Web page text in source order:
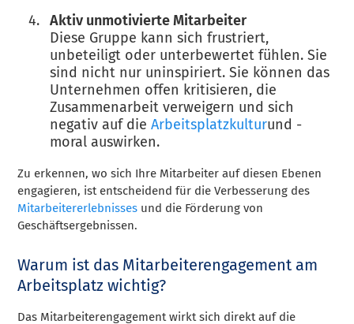
Aktiv unmotivierte Mitarbeiter
Diese Gruppe kann sich frustriert,
unbeteiligt oder unterbewertet fühlen. Sie
sind nicht nur uninspiriert. Sie können das
Unternehmen offen kritisieren, die
Zusammenarbeit verweigern und sich
negativ auf die Arbeitsplatzkulturund -
moral auswirken.
Zu erkennen, wo sich Ihre Mitarbeiter auf diesen Ebenen
engagieren, ist entscheidend für die Verbesserung des
Mitarbeitererlebnisses und die Förderung von
Geschäftsergebnissen.
Warum ist das Mitarbeiterengagement am
Arbeitsplatz wichtig?
Das Mitarbeiterengagement wirkt sich direkt auf die